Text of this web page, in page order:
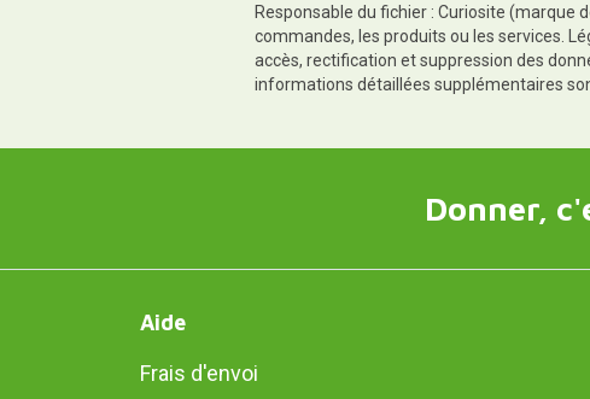
Responsable du fichier : Curiosite (marque
commandes, les produits ou les services.
accès, rectification et suppression des
informations détaillées supplémentaires
Donner,
Aide
Frais d'envoi